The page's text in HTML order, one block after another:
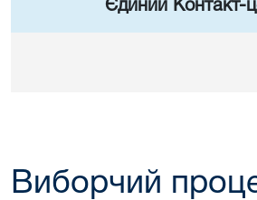
Єдиний Контакт-
Виборчий